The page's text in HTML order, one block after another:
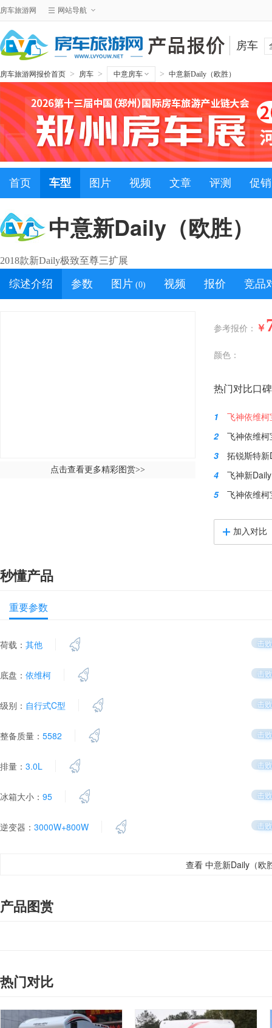
房车旅游网 网站导航
房车
房车旅游网报价首页 > 房车 > 中意房车 > 中意新Daily（欧胜）
首页 车型 图片 视频 文章 评测 促销
中意新Daily（欧胜）
2018款新Daily极致至尊三扩展
综述介绍 参数 图片 (0) 视频 报价 竞品
点击查看更多精彩图赏>>
参考报价： ￥
颜色：
热门对比口
1
飞神依维
2
飞神依维
3
拓锐斯特新
4
飞神新Daily（
5
飞神依维
加入对比
秒懂产品
重要参数
荷载： 其他 击
底盘： 依维柯 击
级别： 自行式C型 击
整备质量： 5582 击
排量： 3.0L 击
冰箱大小： 95 击
逆变器： 3000W+800W 击
查看 中意新Daily（欧
产品图赏
热门对比